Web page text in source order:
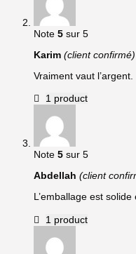
Note 5 sur 5
Karim (client confirmé)
Vraiment vaut l’argent.
1 product
Note 5 sur 5
Abdellah (client
L’emballage est solide
1 product